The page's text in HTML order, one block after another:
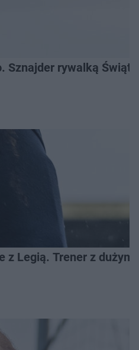
Sznajder rywalką
z Legią. Trener z dużym